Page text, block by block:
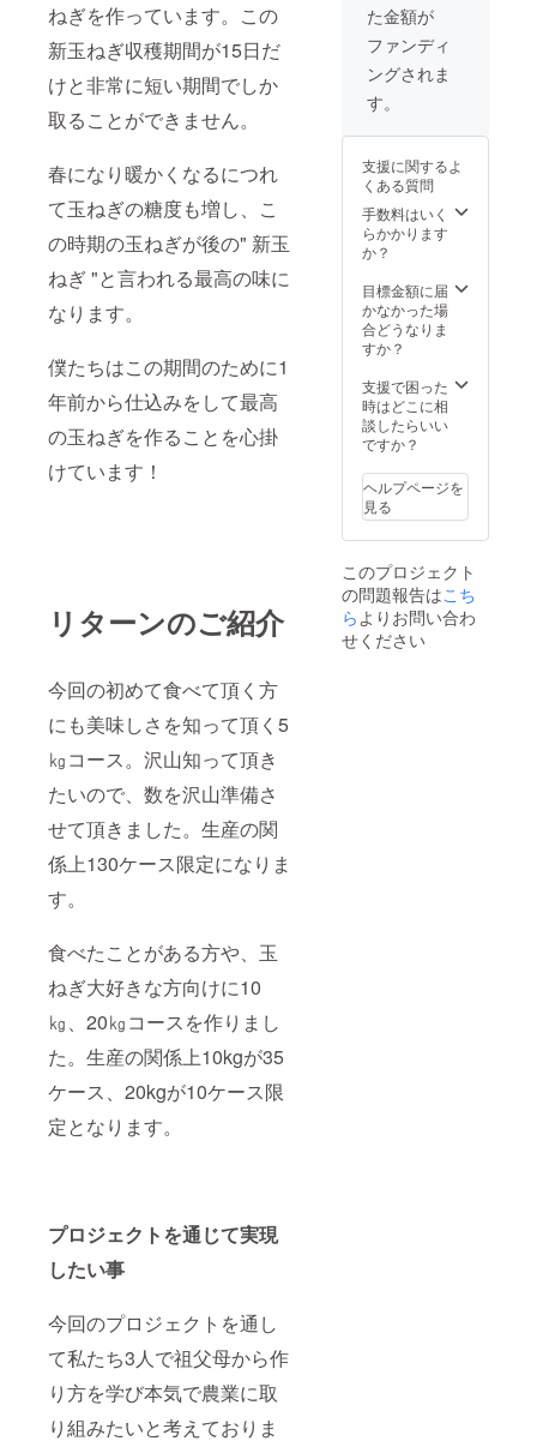
ねぎを作っています。この
新玉ねぎ収穫期間が15日だ
けと非常に短い期間でしか
取ることができません。
春になり暖かくなるにつれ
て玉ねぎの糖度も増し、こ
の時期の玉ねぎが後の" 新玉
ねぎ "と言われる最高の味に
なります。
僕たちはこの期間のために1
年前から仕込みをして最高
の玉ねぎを作ることを心掛
けています！
リターンのご紹介
今回の初めて食べて頂く方
にも美味しさを知って頂く5
㎏コース。沢山知って頂き
たいので、数を沢山準備さ
せて頂きました。生産の関
係上130ケース限定になりま
す。
食べたことがある方や、玉
ねぎ大好きな方向けに10
㎏、20㎏コースを作りまし
た。生産の関係上10kgが35
ケース、20kgが10ケース限
定となります。
プロジェクトを通じて実現
したい事
今回のプロジェクトを通し
て私たち3人で祖父母から作
り方を学び本気で農業に取
り組みたいと考えておりま
た金額が
ファンディ
ングされま
す。
支援に関するよ
くある質問
手数料はいく
らかかります
か？
目標金額に届
かなかった場
合どうなりま
すか？
支援で困った
時はどこに相
談したらいい
ですか？
ヘルプページを
見る
このプロジェクト
の問題報告はこち
ら よりお問い合わ
せください